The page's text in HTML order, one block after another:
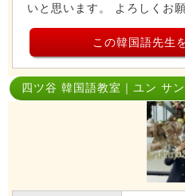
いと思います。 よろしくお願
この韓国語先生
四ツ谷 韓国語教室｜ユン サ